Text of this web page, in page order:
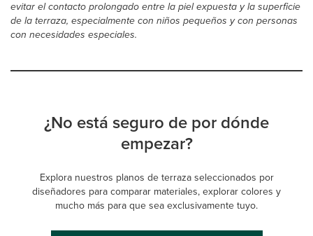
evitar el contacto prolongado entre la piel expuesta y la superficie
de la terraza, especialmente con niños pequeños y con personas
con necesidades especiales.
¿No está seguro de por dónde
empezar?
Explora nuestros planos de terraza seleccionados por
diseñadores para comparar materiales, explorar colores y
mucho más para que sea exclusivamente tuyo.